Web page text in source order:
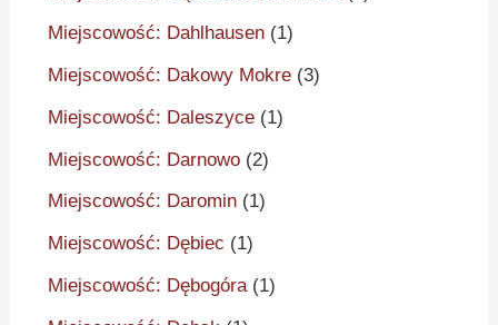
Miejscowość: Dahlhausen (1)
Miejscowość: Dakowy Mokre (3)
Miejscowość: Daleszyce (1)
Miejscowość: Darnowo (2)
Miejscowość: Daromin (1)
Miejscowość: Dębiec (1)
Miejscowość: Dębogóra(1)